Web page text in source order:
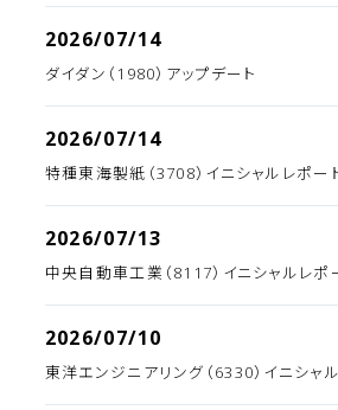
2026/07/14
ダイダン（1980）アップデート
2026/07/14
特種東海製紙（3708）イニシャルレポー
2026/07/13
中央自動車工業（8117）イニシャルレポ
2026/07/10
東洋エンジニアリング（6330）イニシャ